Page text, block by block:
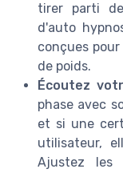
tirer parti
d'auto
conçues
de poids.
Écoutez
phase avec
et si une
utilisateur,
Ajustez les